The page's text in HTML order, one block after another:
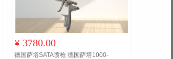
¥ 3780.00
德国萨塔SATA喷枪 德国萨塔1000-